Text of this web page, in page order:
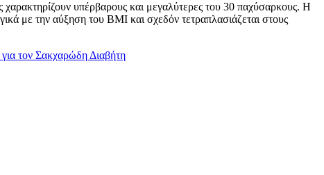
υπέρβαρους και μεγαλύτερες του 30 παχύσαρκους. Η
με την αύξηση του ΒΜΙ και σχεδόν τετραπλασιάζεται στους
τον Σακχαρώδη Διαβήτη